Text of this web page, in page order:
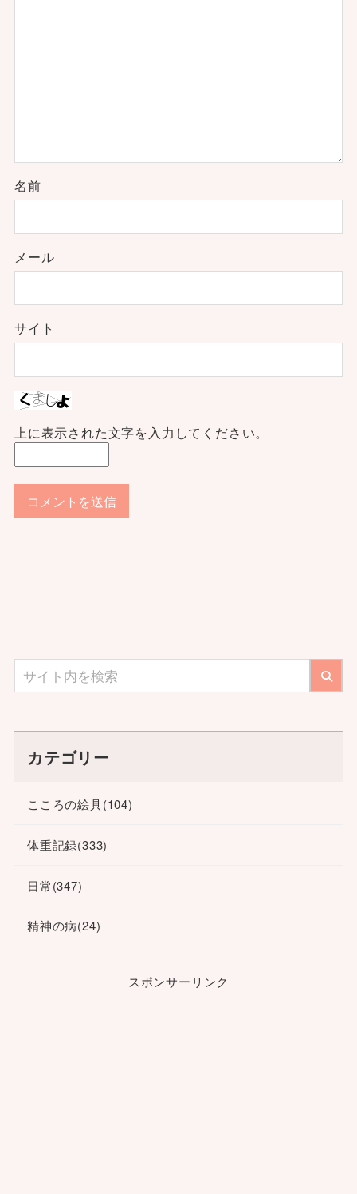
名前
メール
サイト
上に表示された文字を入力してください。
カテゴリー
こころの絵具(104)
体重記録(333)
日常(347)
精神の病(24)
スポンサーリンク